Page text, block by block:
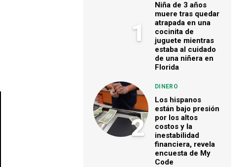
1
Niña de 3 años
muere tras quedar
atrapada en una
cocinita de
juguete mientras
estaba al cuidado
de una niñera en
Florida
2
DINERO
Los hispanos
están bajo presión
por los altos
costos y la
inestabilidad
financiera, revela
encuesta de My
Code